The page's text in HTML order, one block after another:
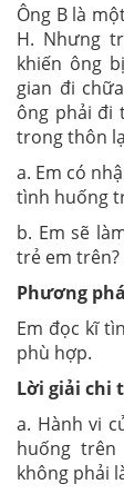
Ông B là
H. Nhưng
khiến ông
gian đi
ông phải đi
trong thôn
a. Em có
tình huống
b. Em sẽ
trẻ em trên?
Phương
Em đọc kĩ
phù hợp.
Lời giải chi
a. Hành vi
huống
không phải